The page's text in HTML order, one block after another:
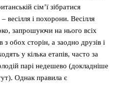
сім’ї зібратися
весілля і похорони. Весілля
запрошуючи на нього всіх
з обох сторін, а заодно друзів і
у кілька етапів, часто за
парі недешево (докладніше
Однак правила є